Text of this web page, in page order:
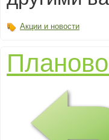
Акции и новости